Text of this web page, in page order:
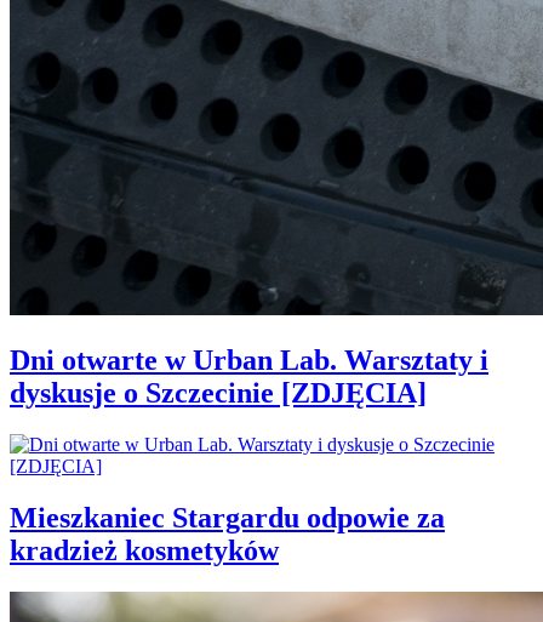
Dni otwarte w Urban Lab. Warsztaty i
dyskusje o Szczecinie [ZDJĘCIA]
Mieszkaniec Stargardu odpowie za
kradzież kosmetyków